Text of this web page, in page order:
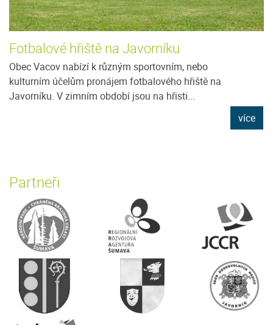
Fotbalové hřiště na Javorníku
Obec Vacov nabízí k různým sportovním, nebo
kulturním účelům pronájem fotbalového hřiště na
Javorníku. V zimním období jsou na hřisti...
více
Partneři